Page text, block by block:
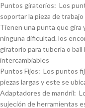
Puntos giratorios: Los
soportar la pieza de
Tienen una punta que gira
ninguna dificultad. los
giratorio para tuberí­a o
intercambiables
Puntos Fijos: Los puntos
piezas largas y este se
Adaptadores de mandril:
sujeción de herramientas